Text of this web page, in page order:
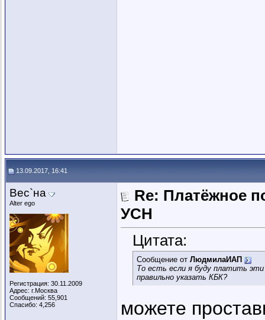
13.09.2017, 16:41
Вес`на
Alter ego
Регистрация: 30.11.2009
Адрес: г.Москва
Сообщений: 55,901
Спасибо: 4,256
Re: Платёжное
УСН
Цитата:
Сообщение от ЛюдмилаИАП
То есть если я буду платить
правильно указать КБК?
можете